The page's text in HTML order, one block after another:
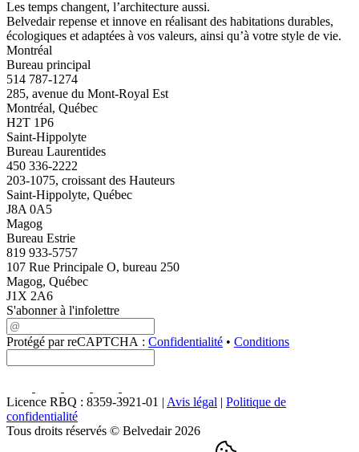
Les temps changent, l’architecture aussi.
Belvedair repense et innove en réalisant des habitations durables,
écologiques et adaptées à vos valeurs, ainsi qu’à votre style de vie.
Montréal
Bureau principal
514 787-1274
285, avenue du Mont-Royal Est
Montréal, Québec
H2T 1P6
Saint-Hippolyte
Bureau Laurentides
450 336-2222
203-1075, croissant des Hauteurs
Saint-Hippolyte, Québec
J8A 0A5
Magog
Bureau Estrie
819 933-5757
107 Rue Principale O, bureau 250
Magog, Québec
J1X 2A6
S'abonner à l'infolettre
Protégé par reCAPTCHA : Confidentialité • Conditions
Licence RBQ : 8359-3921-01 | Avis légal | Politique de
confidentialité
Tous droits réservés © Belvedair 2026